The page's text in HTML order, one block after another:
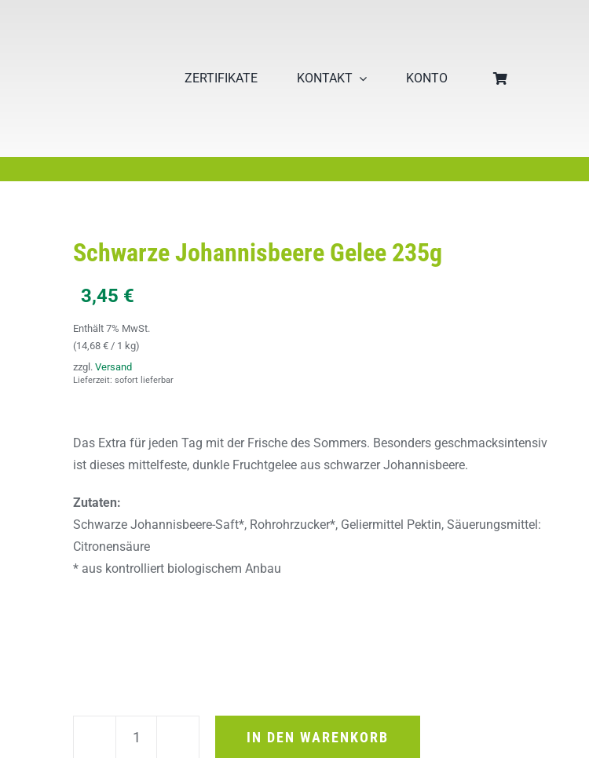
ZERTIFIKATE KONTAKT KONTO
Schwarze Johannisbeere Gelee 235g
3,45 €
Enthält 7% MwSt.
(14,68 € / 1 kg)
zzgl. Versand
Lieferzeit: sofort lieferbar
Das Extra für jeden Tag mit der Frische des Sommers. Besonders geschmacksintensiv
ist dieses mittelfeste, dunkle Fruchtgelee aus schwarzer Johannisbeere.
Zutaten:
Schwarze Johannisbeere-Saft*, Rohrohrzucker*, Geliermittel Pektin, Säuerungsmittel:
Citronensäure
* aus kontrolliert biologischem Anbau
Schwarze
IN DEN WARENKORB